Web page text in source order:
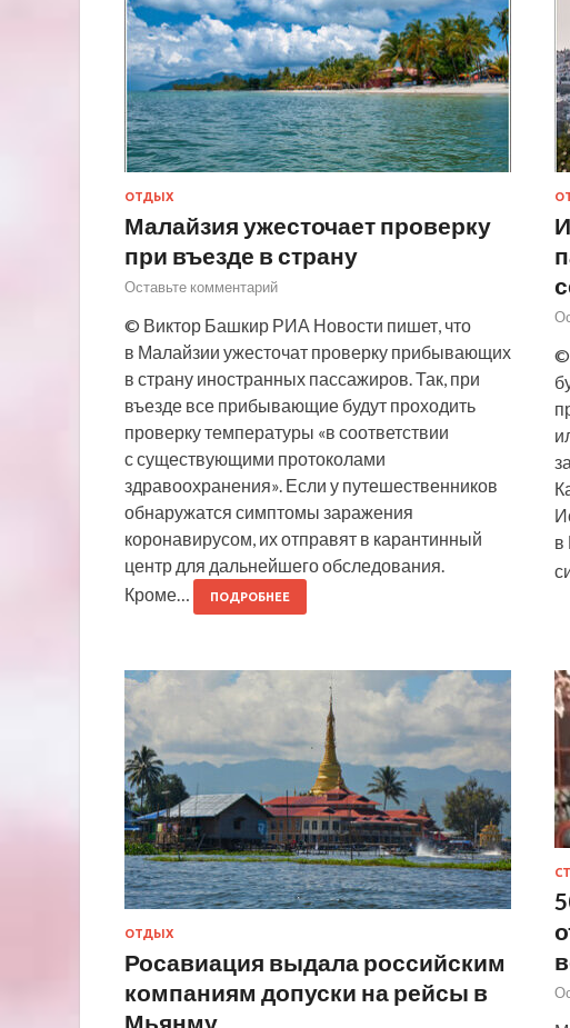
ОТДЫХ
Малайзия ужесточает проверку
при въезде в страну
Оставьте комментарий
© Виктор Башкир РИА Новости пишет, что
в Малайзии ужесточат проверку прибывающих
в страну иностранных пассажиров. Так, при
въезде все прибывающие будут проходить
проверку температуры «в соответствии
с существующими протоколами
здравоохранения». Если у путешественников
обнаружатся симптомы заражения
коронавирусом, их отправят в карантинный
центр для дальнейшего обследования.
Кроме…
ПОДРОБНЕЕ
©
в
ОТДЫХ
Росавиация выдала российским
компаниям допуски на рейсы в
Мьянму